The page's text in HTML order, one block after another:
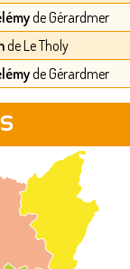
de Gérardmer
de Le Tholy
de Gérardmer